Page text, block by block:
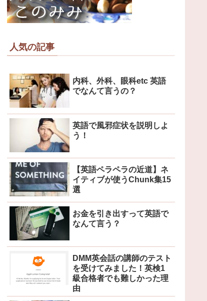
人気の記事
内科、外科、眼科etc 英語
でなんて言うの？
英語で風邪症状を説明しよ
う！
【英語ペラペラの近道】ネ
イティブが使うChunk集15
選
お金を引き出すって英語で
なんて言う？
DMM英会話の講師のテスト
を受けてみました！英検1
級合格者でも難しかった理
由